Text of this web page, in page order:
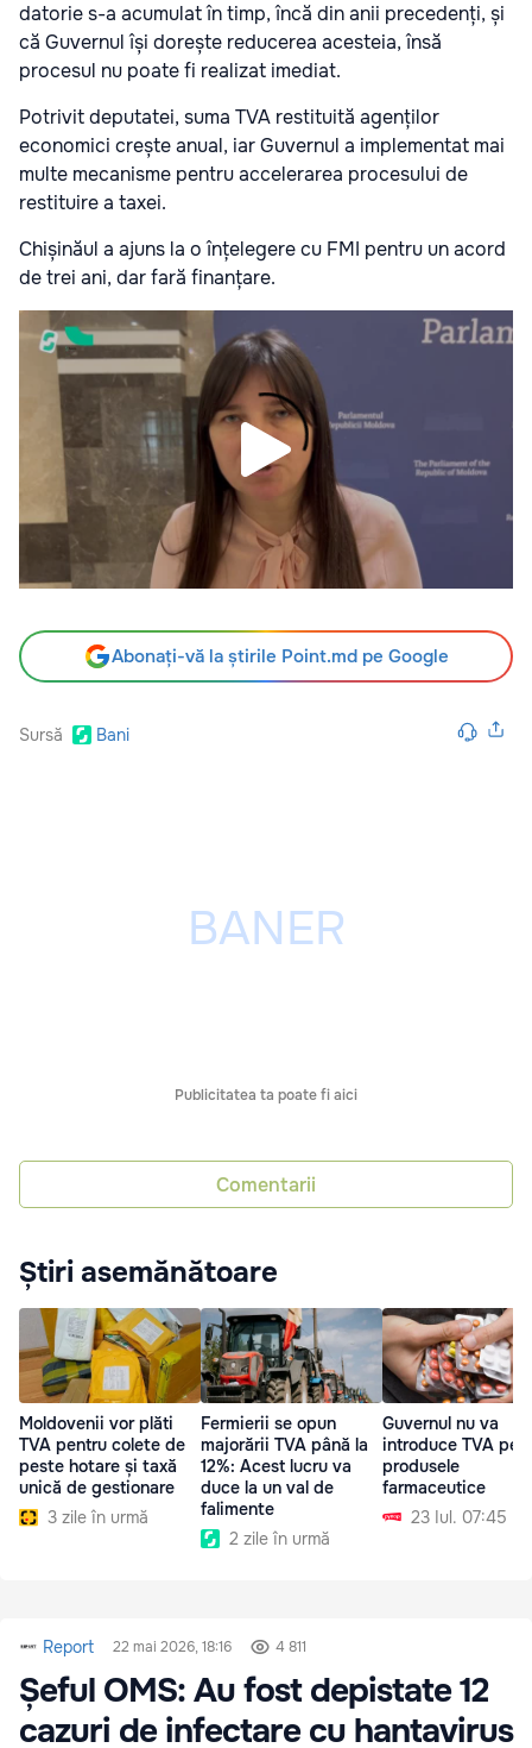
datorie s-a acumulat în timp, încă din anii precedenți, și
că Guvernul își dorește reducerea acesteia, însă
procesul nu poate fi realizat imediat.
Potrivit deputatei, suma TVA restituită agenților
economici crește anual, iar Guvernul a implementat mai
multe mecanisme pentru accelerarea procesului de
restituire a taxei.
Chișinăul a ajuns la o înțelegere cu FMI pentru un acord
de trei ani, dar fară finanțare.
Abonați-vă la știrile Point.md pe Google
Sursă Bani
Publicitatea ta poate fi aici
Comentarii
Știri asemănătoare
Moldovenii vor plăti
TVA pentru colete de
peste hotare și taxă
unică de gestionare
3 zile în urmă
Fermierii se opun
majorării TVA până la
12%: Acest lucru va
duce la un val de
falimente
2 zile în urmă
Guvernul nu va
introduce TVA
produsele
farmaceutice
23 Iul. 07:45
Report 22 mai 2026, 18:16 4 811
Șeful OMS: Au fost depistate 12
cazuri de infectare cu hantavirus